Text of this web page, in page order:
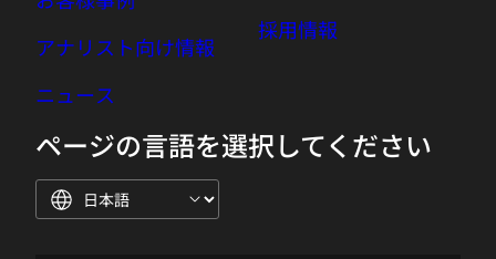
アナリスト向け情報
ニュース
採用情報
ページの言語を選択してください